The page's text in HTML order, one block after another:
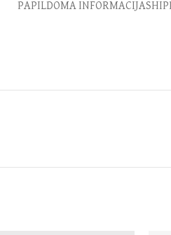
PAPILDOMA INFORMACIJA